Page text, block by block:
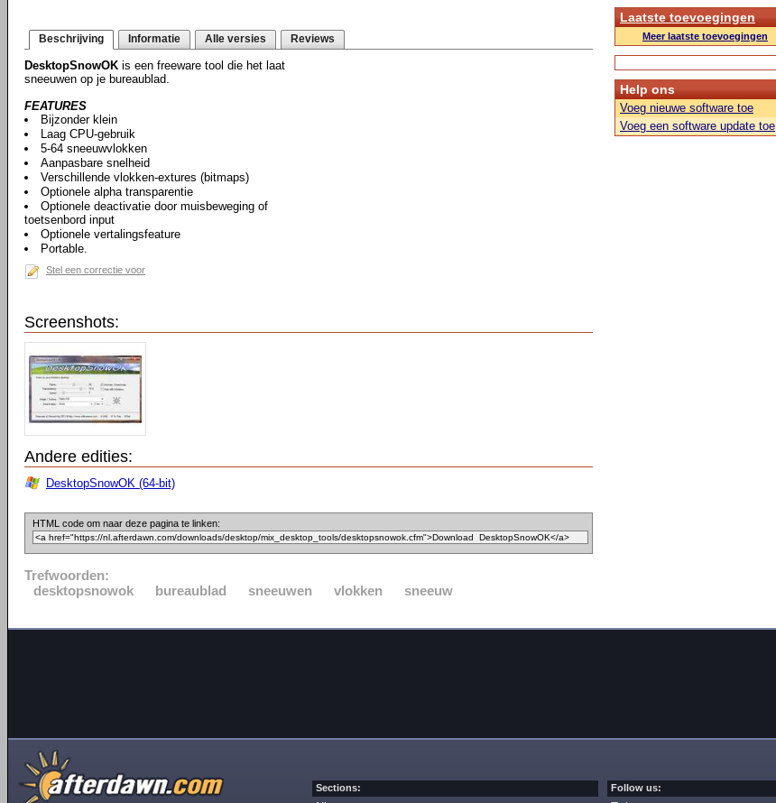
Beschrijving Informatie Alle versies Reviews
DesktopSnowOK is een freeware tool die het laat
sneeuwen op je bureaublad.
FEATURES
Bijzonder klein
Laag CPU-gebruik
5-64 sneeuwvlokken
Aanpasbare snelheid
Verschillende vlokken-extures (bitmaps)
Optionele alpha transparentie
Optionele deactivatie door muisbeweging of
toetsenbord input
Optionele vertalingsfeature
Portable.
Stel een correctie voor
Screenshots:
Andere edities:
DesktopSnowOK (64-bit)
HTML code om naar deze pagina te linken:
Trefwoorden:
desktopsnowok
bureaublad sneeuwen vlokken sneeuw
Laatste toevoegingen
Meer laatste toevoegingen
Help ons
Voeg nieuwe software toe
Voeg een software update toe
Sections: Follow us: